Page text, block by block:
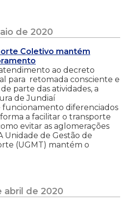
de 2020
Coletivo mantém
ao decreto
para retomada consciente e
parte das atividades, a
de Jundiaí
diferenciados
a facilitar o transporte
evitar as aglomerações
Unidade de Gestão de
(UGMT) mantém o
abril de 2020